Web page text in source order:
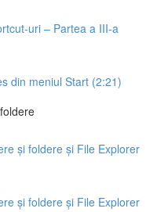
uri – Partea a III-a
din meniul Start (2:21)
și foldere și File Explorer
și foldere și File Explorer